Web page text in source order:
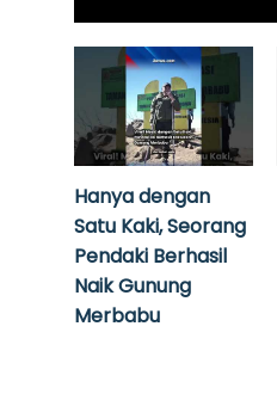
Hanya dengan
Satu Kaki, Seorang
Pendaki Berhasil
Naik Gunung
Merbabu